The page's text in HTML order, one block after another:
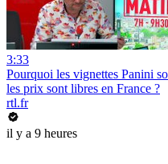
3:33
Pourquoi les vignettes Panini
les prix sont libres en France ?
rtl.fr
il y a 9 heures